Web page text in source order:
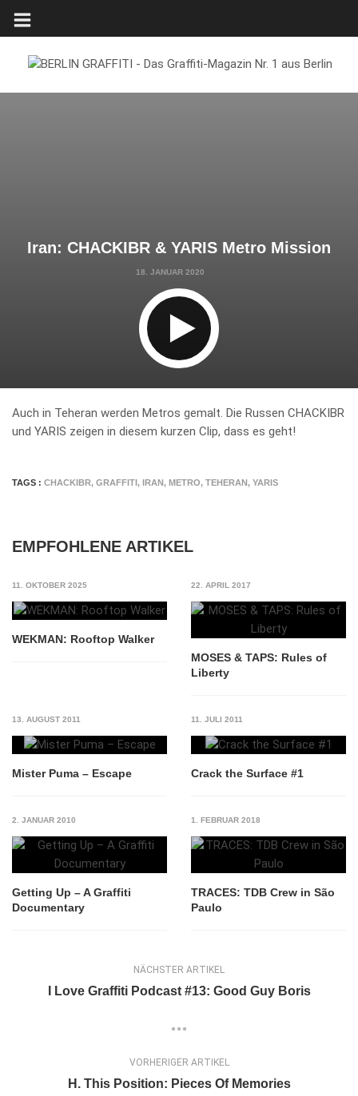
Iran: CHACKIBR & YARIS Metro Mission
18. JANUAR 2020
Auch in Teheran werden Metros gemalt. Die Russen CHACKIBR
und YARIS zeigen in diesem kurzen Clip, dass es geht!
TAGS : CHACKIBR, GRAFFITI, IRAN, METRO, TEHERAN, YARIS
EMPFOHLENE ARTIKEL
11. OKTOBER 2025
WEKMAN: Rooftop Walker
22. APRIL 2017
MOSES & TAPS: Rules of
Liberty
13. AUGUST 2011
Mister Puma – Escape
11. JULI 2011
Crack the Surface #1
2. JANUAR 2010
Getting Up – A Graffiti
Documentary
1. FEBRUAR 2018
TRACES: TDB Crew in São
Paulo
NÄCHSTER ARTIKEL
I Love Graffiti Podcast #13: Good Guy Boris
VORHERIGER ARTIKEL
H. This Position: Pieces Of Memories